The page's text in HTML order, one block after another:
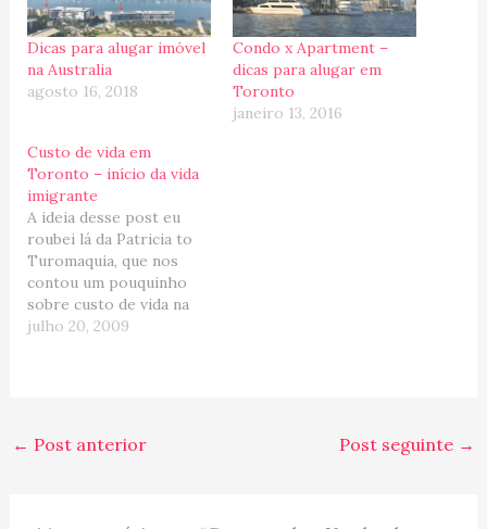
Dicas para alugar imóvel
na Australia
agosto 16, 2018
Condo x Apartment –
dicas para alugar em
Toronto
janeiro 13, 2016
Custo de vida em
Toronto – início da vida
imigrante
A ideia desse post eu
roubei lá da Patricia to
Turomaquia, que nos
contou um pouquinho
sobre custo de vida na
Espanha e fazendo o
deram uma forcinha para
julho 20, 2009
← Post anterior Post seguinte →